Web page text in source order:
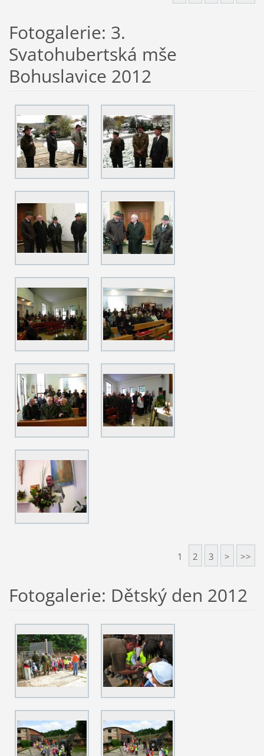
Fotogalerie: 3.
Svatohubertská mše
Bohuslavice 2012
1 2 3 > >>
Fotogalerie: Dětský den 2012